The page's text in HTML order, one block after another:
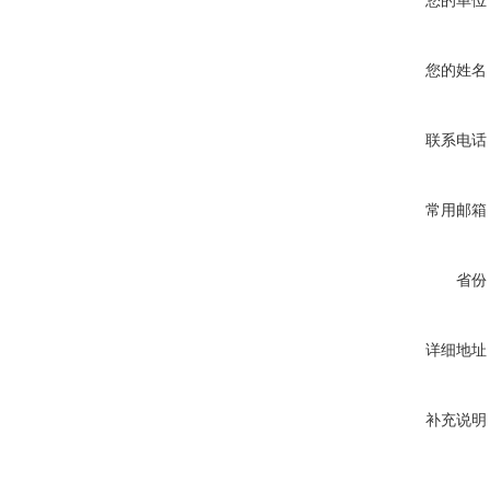
您的姓名
联系电话
常用邮箱
省份
详细地址
补充说明